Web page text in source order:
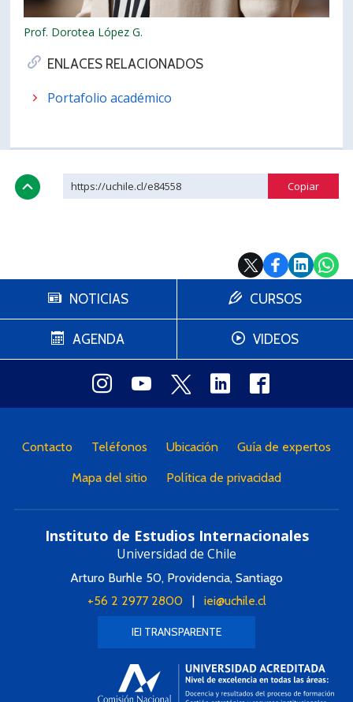
Prof. Dorotea López G.
ENLACES RELACIONADOS
Portafolio académico
https://uchile.cl/e84558
NOTICIAS
AGENDA
CURSOS
VIDEOS
Contacto Teléfonos Ubicación Guía de expertos
Mapa del sitio Política de privacidad
Instituto de Estudios Internacionales
Universidad de Chile
Arturo Burhle 50, Providencia, Santiago
+56 2 2977 2800| iei@uchile.cl
IEI TRANSPARENTE